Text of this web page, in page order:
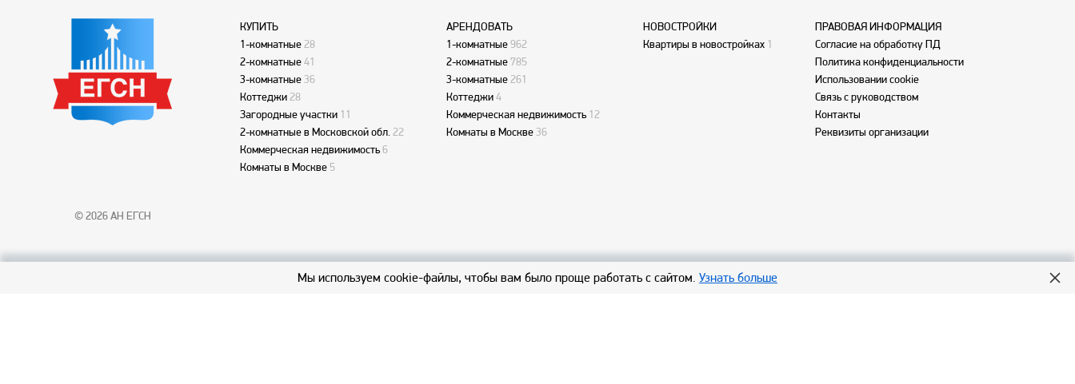
© 2026 АН ЕГСН
КУПИТЬ
1-комнатные 28
2-комнатные 41
3-комнатные 36
Коттеджи 28
Загородные участки 11
2-комнатные в Московской обл. 22
Коммерческая недвижимость 6
Комнаты в Москве 5
АРЕНДОВАТЬ
1-комнатные962
2-комнатные785
3-комнатные 261
Коттеджи4
Коммерческая недвижимость 12
Комнаты в Москве 36
НОВОСТРОЙКИ
Квартиры в новостройках 1
ПРАВОВАЯ ИНФОРМАЦИЯ
Согласие на обработку ПД
Политика конфиденциальности
Использовании cookie
Связь с руководством
Контакты
Реквизиты организации
Мы используем cookie-файлы, чтобы вам было проще работать с сайтом. Узнать больше